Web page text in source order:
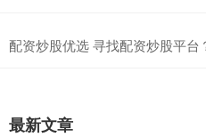
配资炒股优选 寻找配资炒股平台
最新文章